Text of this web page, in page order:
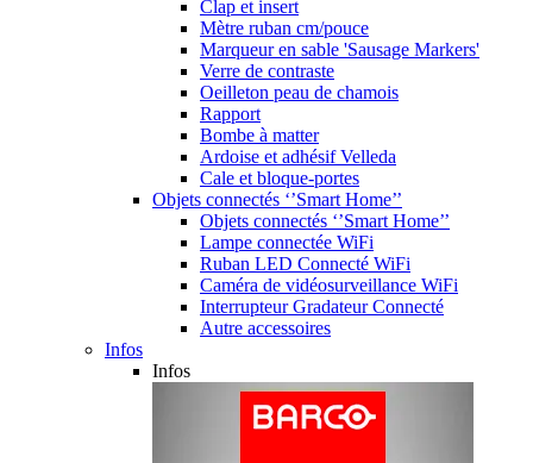
Clap et insert
Mètre ruban cm/pouce
Marqueur en sable 'Sausage Markers'
Verre de contraste
Oeilleton peau de chamois
Rapport
Bombe à matter
Ardoise et adhésif Velleda
Cale et bloque-portes
Objets connectés ‘’Smart Home’’
Objets connectés ‘’Smart Home’’
Lampe connectée WiFi
Ruban LED Connecté WiFi
Caméra de vidéosurveillance WiFi
Interrupteur Gradateur Connecté
Autre accessoires
Infos
Infos